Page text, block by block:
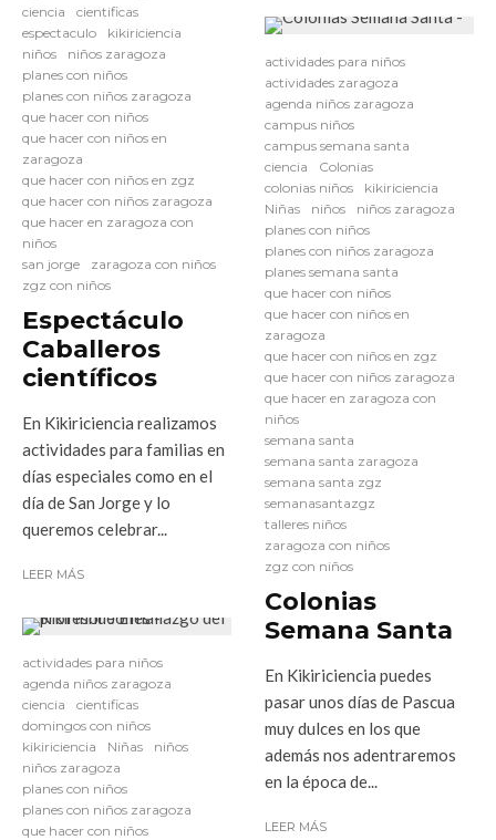
ciencia
cientificas
espectaculo
kikiriciencia
niños
niños zaragoza
planes con niños
planes con niños zaragoza
que hacer con niños
que hacer con niños en
zaragoza
que hacer con niños en zgz
que hacer con niños zaragoza
que hacer en zaragoza con
niños
san jorge
zaragoza con niños
zgz con niños
Espectáculo
Caballeros
científicos
En Kikiriciencia realizamos
actividades para familias en
días especiales como en el
día de San Jorge y lo
queremos celebrar...
LEER MÁS
actividades para niños
agenda niños zaragoza
ciencia
cientificas
domingos con niños
kikiriciencia
Niñas
niños
niños zaragoza
planes con niños
planes con niños zaragoza
que hacer con niños
actividades para niños
actividades zaragoza
agenda niños zaragoza
campus niños
campus semana santa
ciencia
Colonias
colonias niños
kikiriciencia
Niñas
niños
niños zaragoza
planes con niños
planes con niños zaragoza
planes semana santa
que hacer con niños
que hacer con niños en
zaragoza
que hacer con niños en zgz
que hacer con niños zaragoza
que hacer en zaragoza con
niños
semana santa
semana santa zaragoza
semana santa zgz
semanasantazgz
talleres niños
zaragoza con niños
zgz con niños
Colonias
Semana Santa
En Kikiriciencia puedes
pasar unos días de Pascua
muy dulces en los que
además nos adentraremos
en la época de...
LEER MÁS